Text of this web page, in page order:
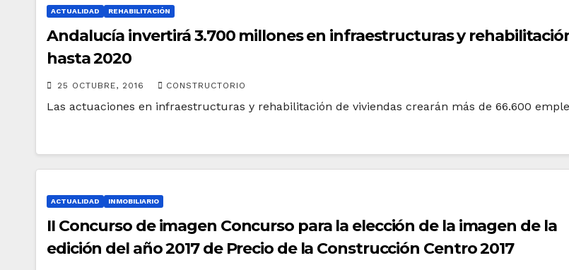
ACTUALIDAD REHABILITACIÓN
Andalucía invertirá 3.700 millones en infraestructuras y
hasta 2020
25 OCTUBRE, 2016 CONSTRUCTORIO
Las actuaciones en infraestructuras y rehabilitación de viviendas crearán más de 66.600
ACTUALIDAD INMOBILIARIO
II Concurso de imagen Concurso para la elección de la imagen de la
edición del año 2017 de Precio de la Construcción Centro 2017